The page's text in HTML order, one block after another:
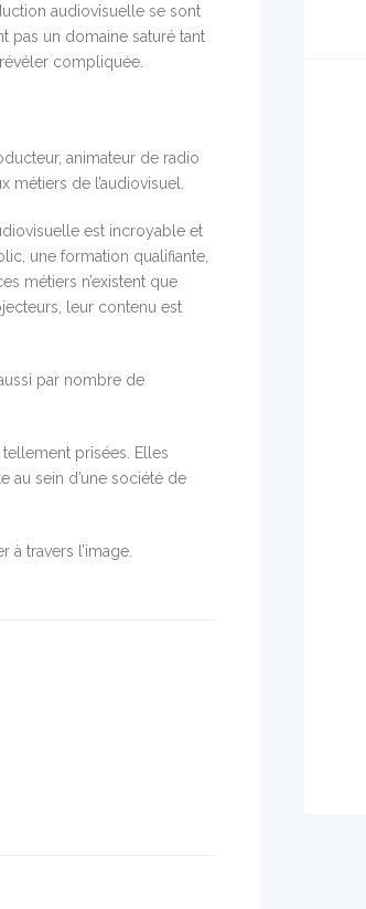
audiovisuelle se sont
pas un domaine saturé tant
compliquée.
animateur de radio
de l’audiovisuel.
est incroyable et
une formation qualifiante,
métiers n’existent que
leur contenu est
par nombre de
prisées. Elles
au sein d’une société de
travers l’image.